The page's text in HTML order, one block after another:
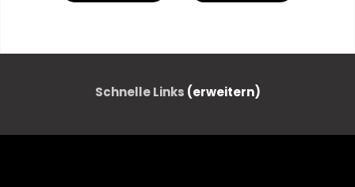
MITTELMEER ÄGÄISCHES MEER
INSEL MEER
Schnelle Links (erweitern)